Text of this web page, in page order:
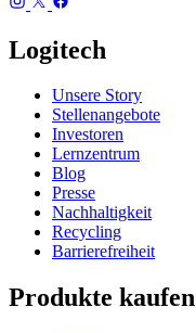
Logitech
Unsere Story
Stellenangebote
Investoren
Lernzentrum
Blog
Presse
Nachhaltigkeit
Recycling
Barrierefreiheit
Produkte kaufen